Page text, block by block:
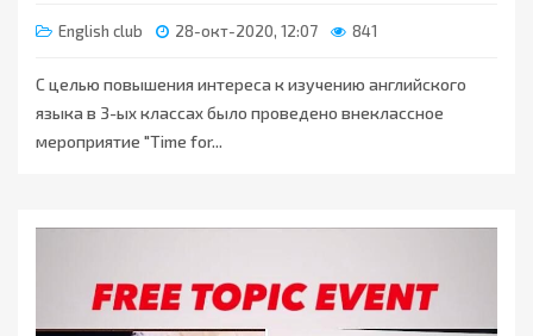
English club 28-окт-2020, 12:07 841
С целью повышения интереса к изучению английского
языка в 3-ых классах было проведено внеклассное
мероприятие "Time for...